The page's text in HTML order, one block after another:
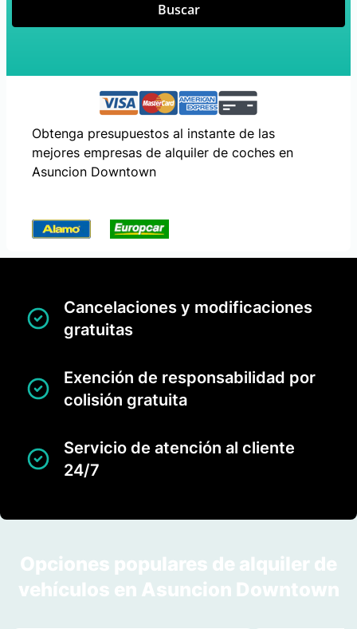
Buscar
Obtenga presupuestos al instante de las
mejores empresas de alquiler de coches en
Asuncion Downtown
Cancelaciones y modificaciones
gratuitas
Exención de responsabilidad por
colisión gratuita
Servicio de atención al cliente
24/7
Opciones populares de alquiler de
vehículos en Asuncion Downtown